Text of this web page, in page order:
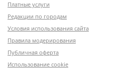
Платные услуги
Редакции по городам
Условия использования сайта
Правила модерирования
Публичная оферта
Использование cookie